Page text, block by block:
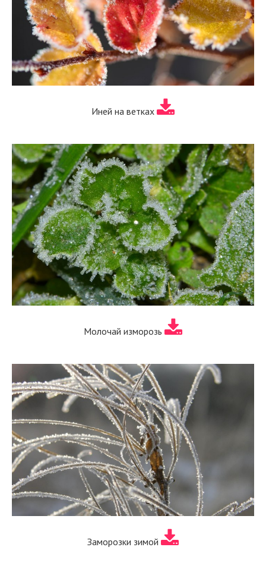
Иней на ветках
Молочай изморозь
Заморозки зимой